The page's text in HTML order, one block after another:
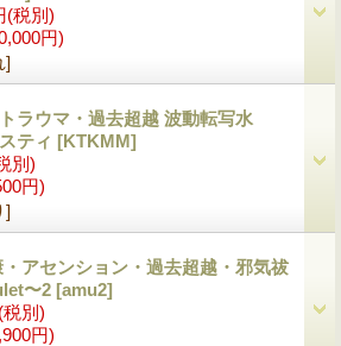
(税別)
円)
]
ラウマ・過去超越 波動転写水
ティ [KTKMM]
別)
円)
]
アセンション・過去超越・邪気祓
〜2 [amu2]
(税別)
円)